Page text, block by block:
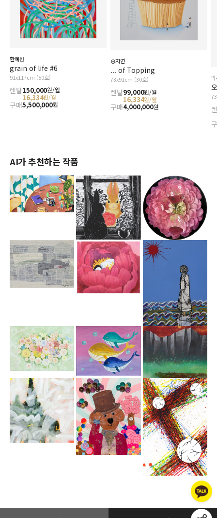
한혜원
grain of life #6
91x117cm (50호)
렌탈150,000원/월
16,334원/월
구매5,500,000원
송지연
... of Topping
73x91cm (30호)
렌탈99,000원/월
16,334원/월
구매4,000,000원
AI가 추천하는 작품